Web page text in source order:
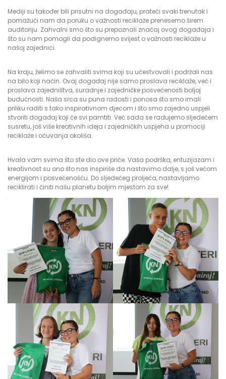
Mediji su također bili prisutni na događaju, prateći svaki trenutak i
pomažući nam da poruku o važnosti reciklaže prenesemo širem
auditoriju. Zahvalni smo što su prepoznali značaj ovog događaja i
što su nam pomogli da podignemo svijest o važnosti reciklaže u
našoj zajednici.
Na kraju, želimo se zahvaliti svima koji su učestvovali i podržali nas
na bilo koji način. Ovaj događaj nije samo proslava reciklaže, već i
proslava zajedništva, suradnje i zajedničke posvećenosti boljoj
budućnosti. Naša srca su puna radosti i ponosa što smo imali
priliku raditi s tako inspirativnom djecom i što smo zajedno uspjeli
stvoriti događaj koji će svi pamtiti. Već sada se radujemo sljedećem
susretu, još više kreativnih ideja i zajedničkih uspjeha u promociji
reciklaže i očuvanja okoliša.
Hvala vam svima što ste dio ove priče. Vaša podrška, entuzijazam i
kreativnost su ono što nas inspiriše da nastavimo dalje, s još većom
energijom i posvećenošću. Do sljedećeg proljeća, nastavljamo
reciklirati i činiti našu planetu boljim mjestom za sve!